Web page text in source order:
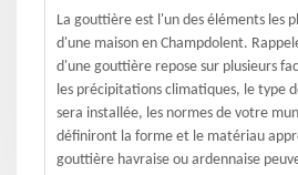
La gouttière est l'un des éléments les
d'une maison en Champdolent.
d'une gouttière repose sur plusieurs
les précipitations climatiques, le type
sera installée, les normes de votre
définiront la forme et le matériau
gouttière havraise ou ardennaise